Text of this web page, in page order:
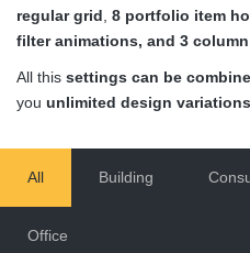
regular grid 8 portfolio item
filter animations, and 3
All this settings can be
you unlimited design variations
All Building
Office